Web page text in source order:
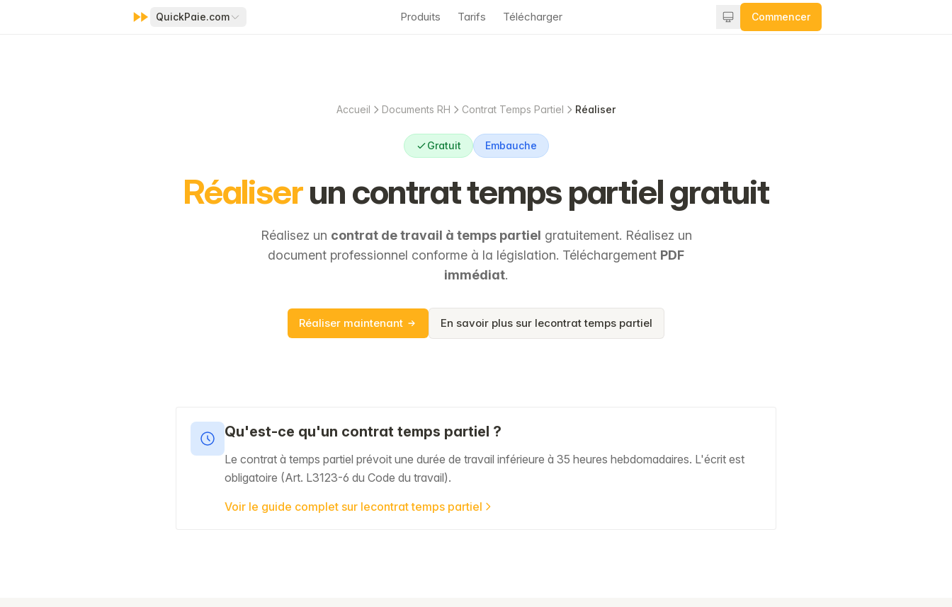
QuickPaie.com Produits Tarifs Télécharger Commencer
Accueil Documents RH Contrat Temps Partiel Réaliser
Gratuit Embauche
Réaliserun contrat temps partiel gratuit
Réalisez un contrat de travail à temps partiel gratuitement. Réalisez un
document professionnel conforme à la législation. Téléchargement PDF
immédiat.
Réaliser maintenant En savoir plus sur lecontrat temps partiel
Qu'est-ce qu'un contrat temps partiel ?
Le contrat à temps partiel prévoit une durée de travail inférieure à 35 heures hebdomadaires. L'écrit est
obligatoire (Art. L3123-6 du Code du travail).
Voir le guide complet sur lecontrat temps partiel